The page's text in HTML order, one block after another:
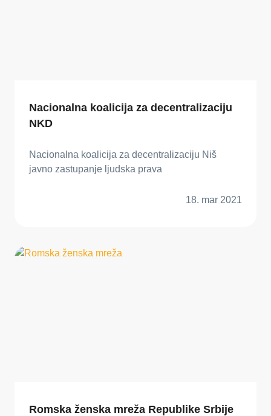
Nacionalna koalicija za decentralizaciju
NKD
Nacionalna koalicija za decentralizaciju Niš
javno zastupanje ljudska prava
18. mar 2021
Romska ženska mreža Republike Srbije